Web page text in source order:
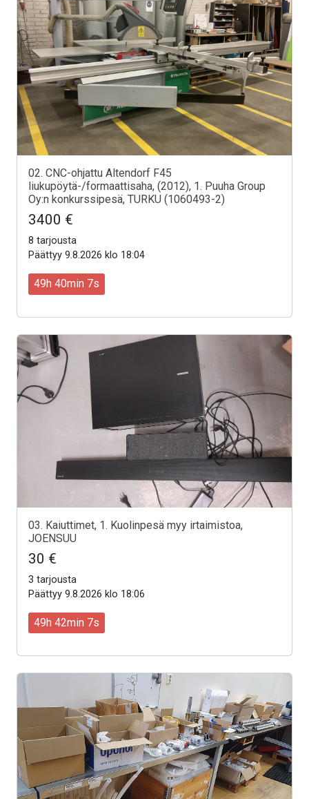
02. CNC-ohjattu Altendorf F45
liukupöytä-/formaattisaha, (2012), 1. Puuha Group
Oy:n konkurssipesä, TURKU (1060493-2)
3400 €
8 tarjousta
Päättyy 9.8.2026 klo 18:04
49h 40min 5s
03. Kaiuttimet, 1. Kuolinpesä myy irtaimistoa,
JOENSUU
30 €
3 tarjousta
Päättyy 9.8.2026 klo 18:06
49h 42min 5s